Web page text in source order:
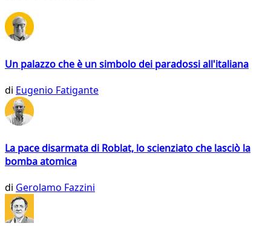
Un palazzo che è un simbolo dei paradossi all'italiana
di Eugenio Fatigante
La pace disarmata di Roblat, lo scienziato che lasciò la
bomba atomica
di Gerolamo Fazzini